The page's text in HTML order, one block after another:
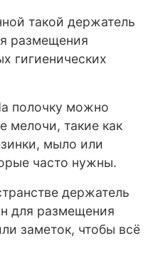
такой держатель
размещения
гигиенических
полочку можно
мелочи, такие как
мыло или
часто нужны.
держатель
для размещения
заметок, чтобы всё